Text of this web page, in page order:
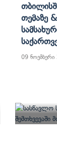
Თემაზე
09